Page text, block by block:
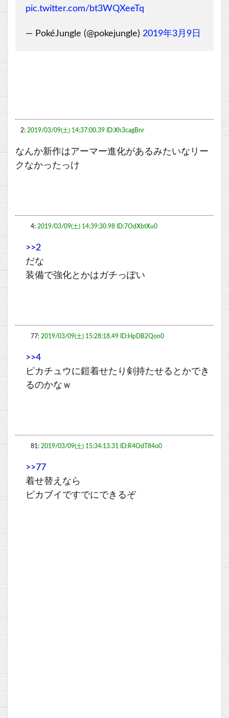
pic.twitter.com/bt3WQXeeTq
— PokéJungle (@pokejungle) 2019年3月9日
2: 2019/03/09(土) 14:37:00.39 ID:Xh3cagBnr
なんか新作はアーマー進化があるみたいなリー
クなかったっけ
4: 2019/03/09(土) 14:39:30.98 ID:7OdXbtXu0
>>2
だな
装備で強化とかはガチっぽい
77: 2019/03/09(土) 15:28:18.49 ID:HpDB2Qon0
>>4
ピカチュウに鎧着せたり剣持たせるとかでき
るのかなｗ
81: 2019/03/09(土) 15:34:13.31 ID:R4OdT84o0
>>77
着せ替えなら
ピカブイですでにできるぞ